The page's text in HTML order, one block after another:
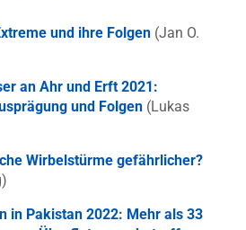
und ihre Folgen (Jan O.
an Ahr und Erft 2021:
und Folgen (Lukas
Wirbelstürme gefährlicher?
in Pakistan 2022: Mehr als 33